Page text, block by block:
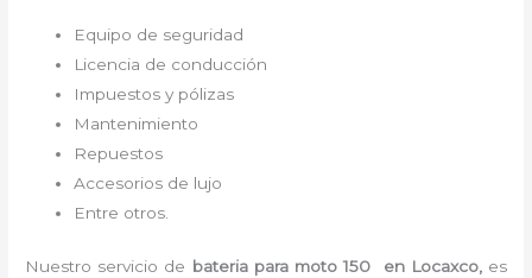
Equipo de seguridad
Licencia de conducción
Impuestos y pólizas
Mantenimiento
Repuestos
Accesorios de lujo
Entre otros.
Nuestro servicio de bateria para moto 150 en Locaxco, es